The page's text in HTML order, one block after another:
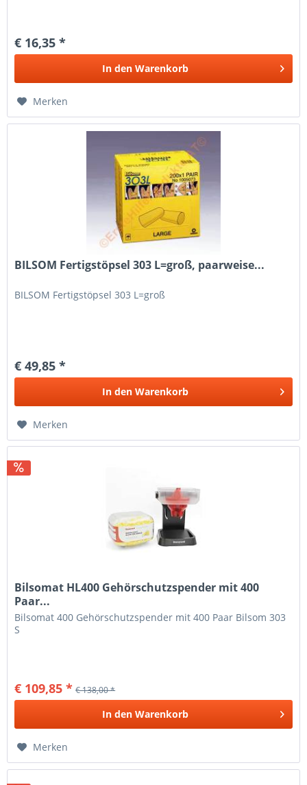
€ 16,35 *
In den Warenkorb
Merken
BILSOM Fertigstöpsel 303 L=groß, paarweise...
BILSOM Fertigstöpsel 303 L=groß
€ 49,85 *
In den Warenkorb
Merken
Bilsomat HL400 Gehörschutzspender mit 400
Paar...
Bilsomat 400 Gehörschutzspender mit 400 Paar Bilsom 303
S
€ 109,85 * € 138,00 *
In den Warenkorb
Merken